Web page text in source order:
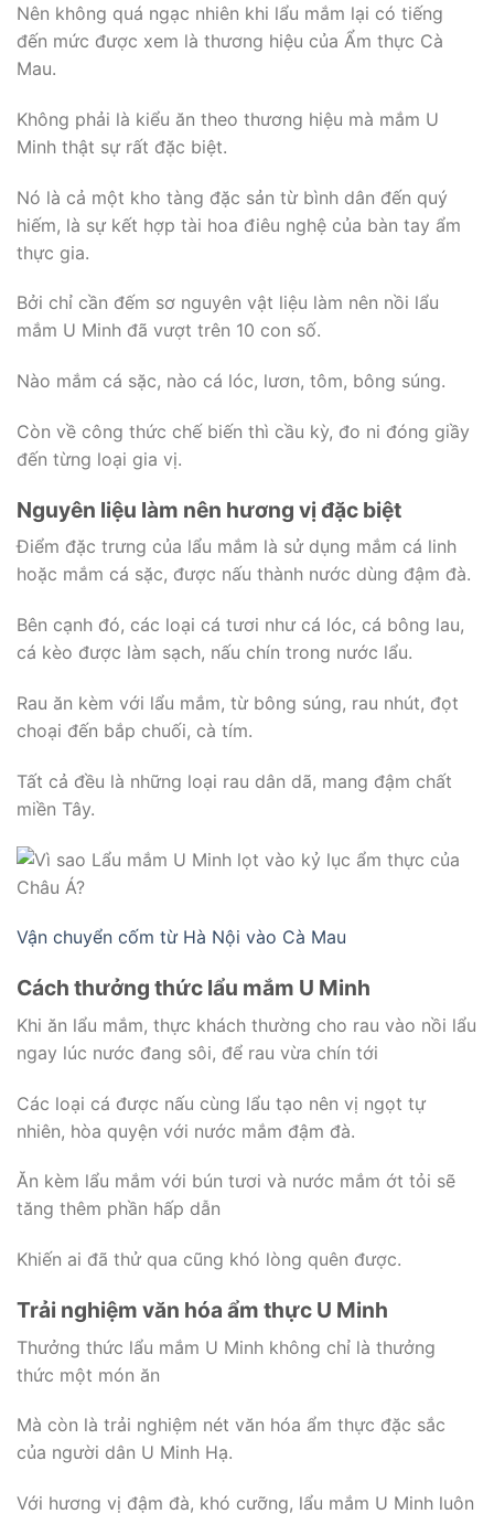
Nên không quá ngạc nhiên khi lẩu mắm lại có tiếng
đến mức được xem là thương hiệu của Ẩm thực Cà
Mau.
Không phải là kiểu ăn theo thương hiệu mà mắm U
Minh thật sự rất đặc biệt.
Nó là cả một kho tàng đặc sản từ bình dân đến quý
hiếm, là sự kết hợp tài hoa điêu nghệ của bàn tay ẩm
thực gia.
Bởi chỉ cần đếm sơ nguyên vật liệu làm nên nồi lẩu
mắm U Minh đã vượt trên 10 con số.
Nào mắm cá sặc, nào cá lóc, lươn, tôm, bông súng.
Còn về công thức chế biến thì cầu kỳ, đo ni đóng giầy
đến từng loại gia vị.
Nguyên liệu làm nên hương vị đặc biệt
Điểm đặc trưng của lẩu mắm là sử dụng mắm cá linh
hoặc mắm cá sặc, được nấu thành nước dùng đậm đà.
Bên cạnh đó, các loại cá tươi như cá lóc, cá bông lau,
cá kèo được làm sạch, nấu chín trong nước lẩu.
Rau ăn kèm với lẩu mắm, từ bông súng, rau nhút, đọt
choại đến bắp chuối, cà tím.
Tất cả đều là những loại rau dân dã, mang đậm chất
miền Tây.
Vận chuyển cốm từ Hà Nội vào Cà Mau
Cách thưởng thức lẩu mắm U Minh
Khi ăn lẩu mắm, thực khách thường cho rau vào nồi lẩu
ngay lúc nước đang sôi, để rau vừa chín tới
Các loại cá được nấu cùng lẩu tạo nên vị ngọt tự
nhiên, hòa quyện với nước mắm đậm đà.
Ăn kèm lẩu mắm với bún tươi và nước mắm ớt tỏi sẽ
tăng thêm phần hấp dẫn
Khiến ai đã thử qua cũng khó lòng quên được.
Trải nghiệm văn hóa ẩm thực U Minh
Thưởng thức lẩu mắm U Minh không chỉ là thưởng
thức một món ăn
Mà còn là trải nghiệm nét văn hóa ẩm thực đặc sắc
của người dân U Minh Hạ.
Với hương vị đậm đà, khó cưỡng, lẩu mắm U Minh luôn